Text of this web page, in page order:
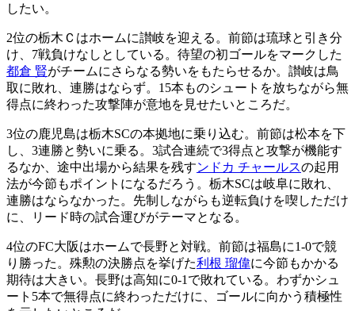
したい。
2位の栃木Ｃはホームに讃岐を迎える。前節は琉球と引き分
け、7戦負けなしとしている。待望の初ゴールをマークした
都倉 賢がチームにさらなる勢いをもたらせるか。讃岐は鳥
取に敗れ、連勝はならず。15本ものシュートを放ちながら無
得点に終わった攻撃陣が意地を見せたいところだ。
3位の鹿児島は栃木SCの本拠地に乗り込む。前節は松本を下
し、3連勝と勢いに乗る。3試合連続で3得点と攻撃が機能す
るなか、途中出場から結果を残すンドカ チャールスの起用
法が今節もポイントになるだろう。栃木SCは岐阜に敗れ、
連勝はならなかった。先制しながらも逆転負けを喫しただけ
に、リード時の試合運びがテーマとなる。
4位のFC大阪はホームで長野と対戦。前節は福島に1-0で競
り勝った。殊勲の決勝点を挙げた利根 瑠偉に今節もかかる
期待は大きい。長野は高知に0-1で敗れている。わずかシュ
ート5本で無得点に終わっただけに、ゴールに向かう積極性